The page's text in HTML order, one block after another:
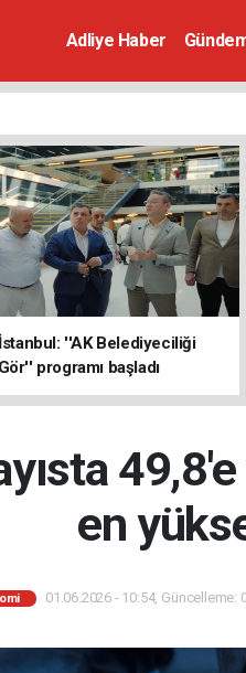
Adliye Haber
''AK Belediyeciliği
programı başladı
en
01.06.2026 - 10:54, Güncelleme: